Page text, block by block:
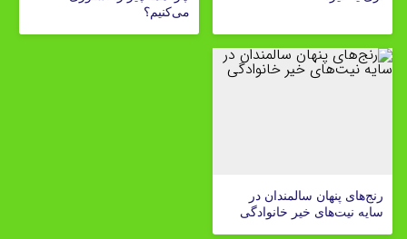
می‌کنیم؟
رنج‌های پنهان سالمندان در
سایه نیت‌های خیر خانوادگی